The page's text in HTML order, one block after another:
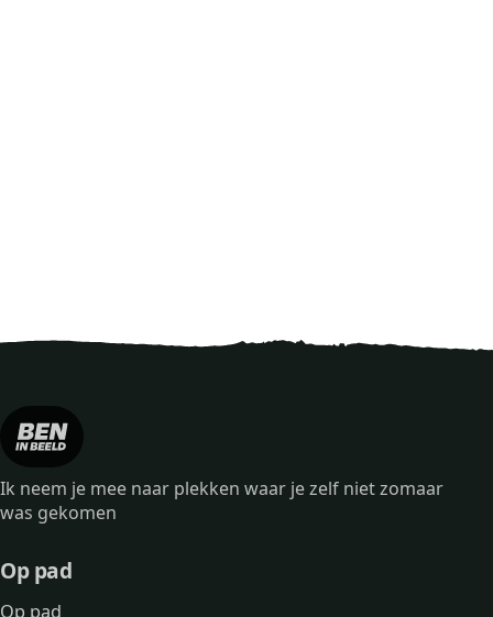
Ik neem je mee naar plekken waar je zelf niet zomaar
was gekomen
Op pad
Op pad